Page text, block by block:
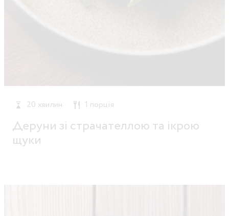
20 хвилин 1 порція
Деруни зі страчателлою та ікрою
щуки